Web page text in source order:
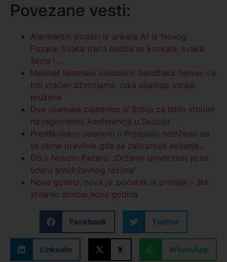
Povezane vesti:
Alarmantni podaci iz ankete A1 iz Novog
Pazara: Svaka treća osoba se kockala, svaka
šesta i…
Mešihat Islamske zajednice Sandžaka: Novac će
biti vraćen džamijama, ruka dijaloga ostaje
pružena
Dve islamske zajednice iz Srbije za istim stolom
na regionalnoj konferenciji u Skoplju
Predškolskoj ustanovi u Prijepolju naloženo da
se ukine pravilnik gde se zabranjuje nošenje…
DS u Novom Pazaru: „Državni univerzitet je na
udaru antidržavnog režima“
Nova godina, nova ja: početak ili pritisak – šta
stvarno donosi nova godina
Facebook Twitter
LinkedIn X WhatsApp